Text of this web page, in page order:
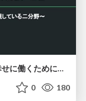
作るコストが小さくなった時代 幸せに働くために改めて考えたいこと 〜エンジニアとして価値を出し続けるために注視している二分野〜
0 180